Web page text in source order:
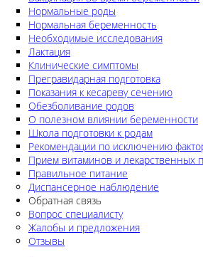
Нормальные роды
Нормальная беременность
Необходимые исследования
Лактация
Клинические симптомы
Прегравидарная подготовка
Показания к кесареву сечению
Обезболивание родов
О полезном влиянии беременности
Школа подготовки к родам
Рекомендации по исключению
Прием витаминов и лекарственных
Правильное питание
Диспансерное наблюдение
Обратная связь
Вопрос специалисту
Жалобы и предложения
Отзывы